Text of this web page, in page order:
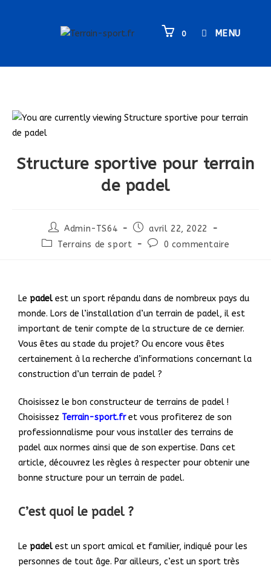
0 MENU
Structure sportive pour terrain
de padel
Admin-TS64
avril 22, 2022
Terrains de sport
0 commentaire
Le padel est un sport répandu dans de nombreux pays du
monde. Lors de l’installation d’un terrain de padel, il est
important de tenir compte de la structure de ce dernier.
Vous êtes au stade du projet? Ou encore vous êtes
certainement à la recherche d’informations concernant la
construction d’un terrain de padel ?
Choisissez le bon constructeur de terrains de padel !
Choisissez Terrain-sport.fret vous profiterez de son
professionnalisme pour vous installer des terrains de
padel aux normes ainsi que de son expertise. Dans cet
article, découvrez les règles à respecter pour obtenir une
bonne structure pour un terrain de padel.
C’est quoi le padel ?
Le padel est un sport amical et familier, indiqué pour les
personnes de tout âge. Par ailleurs, c’est un sport très